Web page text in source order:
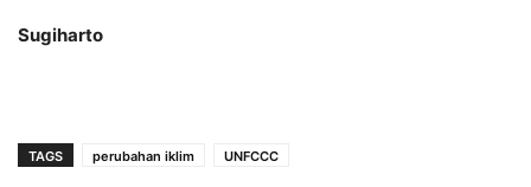
Sugiharto
TAGS perubahan iklim UNFCCC